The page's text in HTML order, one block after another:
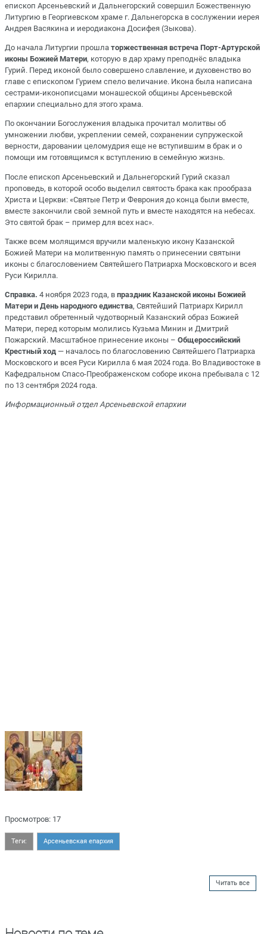
епископ Арсеньевский и Дальнегорский совершил Божественную
Литургию в Георгиевском храме г. Дальнегорска в сослужении иерея
Андрея Васякина и иеродиакона Досифея (Зыкова).
До начала Литургии прошла торжественная встреча Порт-Артурской
иконы Божией Матери, которую в дар храму преподнёс владыка
Гурий. Перед иконой было совершено славление, и духовенство во
главе с епископом Гурием спело величание. Икона была написана
сестрами-иконописцами монашеской общины Арсеньевской
епархии специально для этого храма.
По окончании Богослужения владыка прочитал молитвы об
умножении любви, укреплении семей, сохранении супружеской
верности, даровании целомудрия еще не вступившим в брак и о
помощи им готовящимся к вступлению в семейную жизнь.
После епископ Арсеньевский и Дальнегорский Гурий сказал
проповедь, в которой особо выделил святость брака как прообраза
Христа и Церкви: «Святые Петр и Феврония до конца были вместе,
вместе закончили свой земной путь и вместе находятся на небесах.
Это святой брак – пример для всех нас».
Также всем молящимся вручили маленькую икону Казанской
Божией Матери на молитвенную память о принесении святыни
иконы с благословением Святейшего Патриарха Московского и всея
Руси Кирилла.
Справка. 4 ноября 2023 года, в праздник Казанской иконы Божией
Матери и День народного единства, Святейший Патриарх Кирилл
представил обретенный чудотворный Казанский образ Божией
Матери, перед которым молились Кузьма Минин и Дмитрий
Пожарский. Масштабное принесение иконы – Общероссийский
Крестный ход — началось по благословению Святейшего Патриарха
Московского и всея Руси Кирилла 6 мая 2024 года. Во Владивостоке в
Кафедральном Спасо-Преображенском соборе икона пребывала с 12
по 13 сентября 2024 года.
Информационный отдел Арсеньевской епархии
Просмотров: 17
Теги: Арсеньевская епархия
Читать все